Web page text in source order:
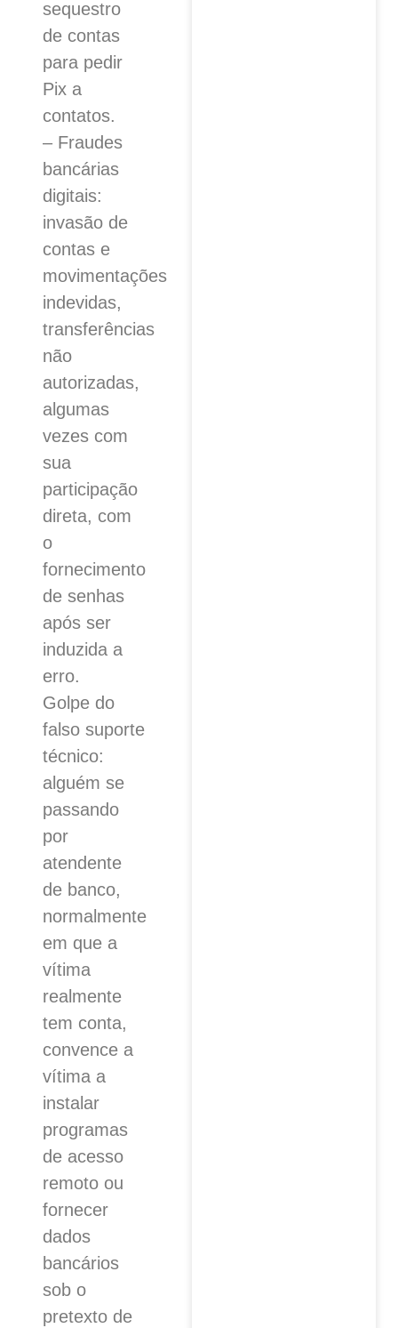
sequestro
de contas
para pedir
Pix a
contatos.
– Fraudes
bancárias
digitais:
invasão de
contas e
movimentações
indevidas,
transferências
não
autorizadas,
algumas
vezes com
sua
participação
direta, com
o
fornecimento
de senhas
após ser
induzida a
erro.
Golpe do
falso suporte
técnico:
alguém se
passando
por
atendente
de banco,
normalmente
em que a
vítima
realmente
tem conta,
convence a
vítima a
instalar
programas
de acesso
remoto ou
fornecer
dados
bancários
sob o
pretexto de